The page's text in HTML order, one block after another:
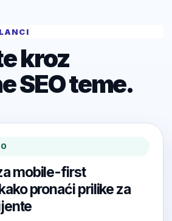
kroz
SEO teme.
mobile-first
pronaći prilike za